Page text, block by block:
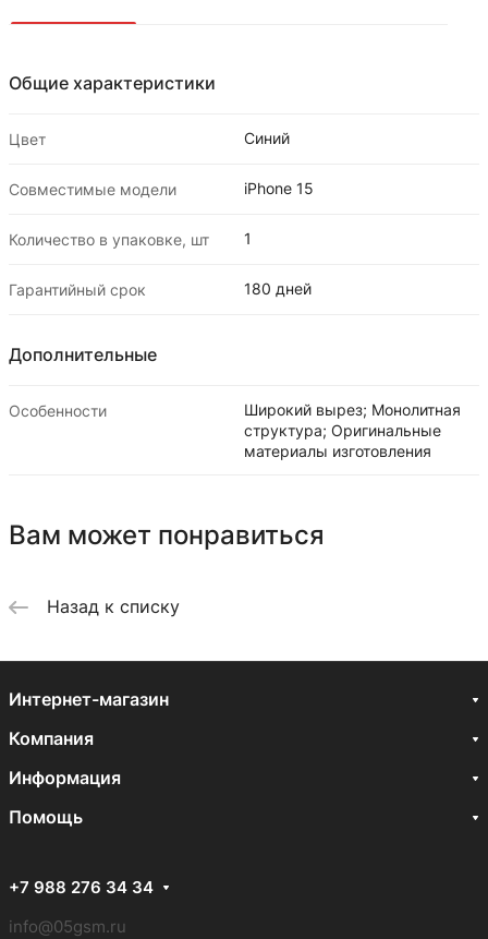
Общие характеристики
Цвет Синий
Совместимые модели iPhone 15
Количество в упаковке, шт 1
Гарантийный срок 180 дней
Дополнительные
Особенности
Широкий вырез; Монолитная
структура; Оригинальные
материалы изготовления
Вам может понравиться
Назад к списку
Интернет-магазин
Компания
Информация
Помощь
+7 988 276 34 34
info@05gsm.ru